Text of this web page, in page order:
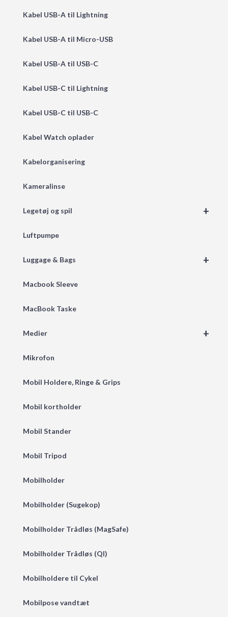
Kabel USB-A til Lightning
Kabel USB-A til Micro-USB
Kabel USB-A til USB-C
Kabel USB-C til Lightning
Kabel USB-C til USB-C
Kabel Watch oplader
Kabelorganisering
Kameralinse
+
Legetøj og spil
Luftpumpe
+
Luggage & Bags
Macbook Sleeve
MacBook Taske
+
Medier
Mikrofon
Mobil Holdere, Ringe & Grips
Mobil kortholder
Mobil Stander
Mobil Tripod
Mobilholder
Mobilholder (Sugekop)
Mobilholder Trådløs (MagSafe)
Mobilholder Trådløs (QI)
Mobilholdere til Cykel
Mobilpose vandtæt